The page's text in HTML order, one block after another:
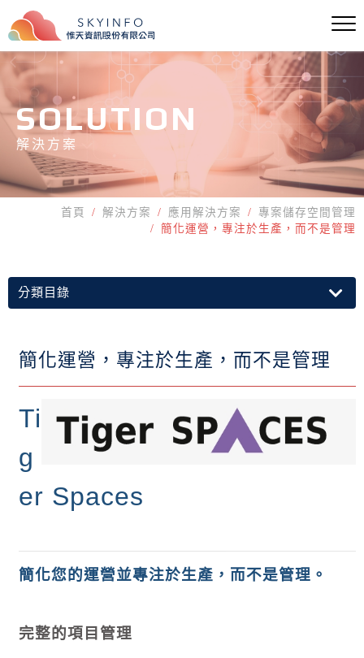
SOLUTION
解決方案
首頁 解決方案 應用解決方案
專案儲存空間管理
簡化運營，專注於生產，而不是管理
分類目錄
簡化運營，專注於生產，而不是管理
Ti
g
er Spaces
簡化您的運營並專注於生產，而不是管理。
完整的項目管理